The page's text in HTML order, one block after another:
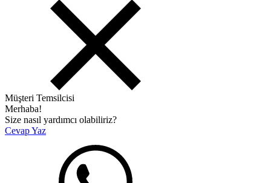
Müşteri Temsilcisi
Merhaba!
Size nasıl yardımcı olabiliriz?
Cevap Yaz